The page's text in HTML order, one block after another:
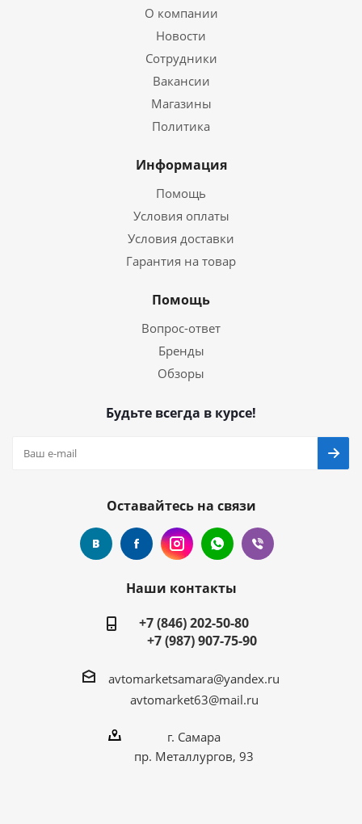
О компании
Новости
Сотрудники
Вакансии
Магазины
Политика
Информация
Помощь
Условия оплаты
Условия доставки
Гарантия на товар
Помощь
Вопрос-ответ
Бренды
Обзоры
Будьте всегда в курсе!
Оставайтесь на связи
Наши контакты
+7 (846) 202-50-80
+7 (987) 907-75-90
avtomarketsamara@yandex.ru
avtomarket63@mail.ru
г. Самара
пр. Металлургов, 93